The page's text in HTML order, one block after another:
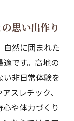
思い出作り
然に囲まれた
です。高地の
非日常体験を
スレチック、
や体力づくり